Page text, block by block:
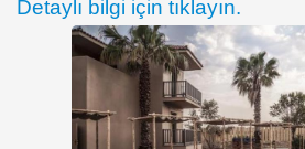
Detaylı bilgi için tıklayın.